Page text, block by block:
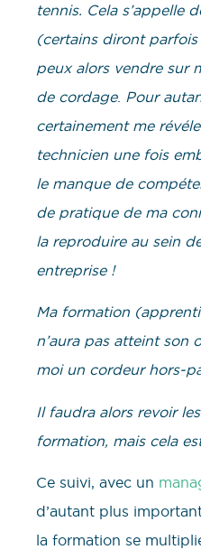
tennis. Cela s’appelle
(certains diront
peux alors vendre sur
de cordage. Pour
certainement me
technicien une fois
le manque de
de pratique de ma
la reproduire au sein
entreprise !
Ma formation
n’aura pas atteint son
moi un cordeur hors-
Il faudra alors revoir
formation, mais cela
Ce suivi, avec un
d’autant plus
la formation se